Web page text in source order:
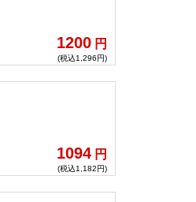
1200 円
(税込1,296円)
1094 円
(税込1,182円)